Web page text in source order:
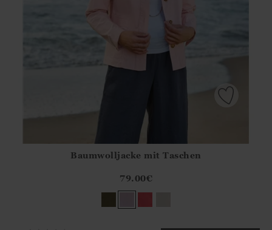
?? ""
Ja Nein
Baumwolljacke mit Taschen
79.00€